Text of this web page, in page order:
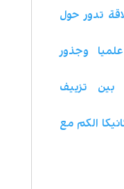
تدور حول
وجذور
بین تزييف
الكم مع